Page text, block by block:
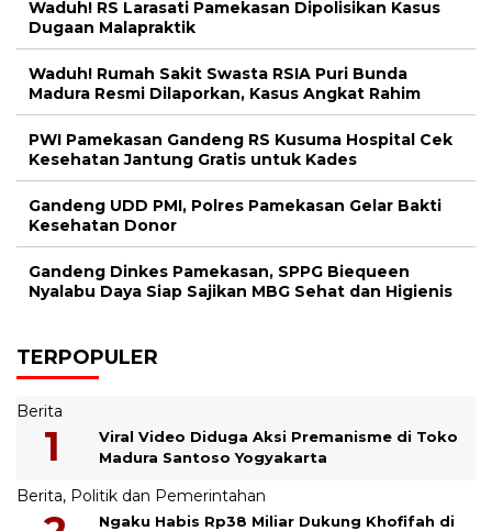
Waduh! RS Larasati Pamekasan Dipolisikan Kasus
Dugaan Malapraktik
Waduh! Rumah Sakit Swasta RSIA Puri Bunda
Madura Resmi Dilaporkan, Kasus Angkat Rahim
PWI Pamekasan Gandeng RS Kusuma Hospital Cek
Kesehatan Jantung Gratis untuk Kades
Gandeng UDD PMI, Polres Pamekasan Gelar Bakti
Kesehatan Donor
Gandeng Dinkes Pamekasan, SPPG Biequeen
Nyalabu Daya Siap Sajikan MBG Sehat dan Higienis
TERPOPULER
Berita
Viral Video Diduga Aksi Premanisme di Toko
Madura Santoso Yogyakarta
Berita, Politik dan Pemerintahan
Ngaku Habis Rp38 Miliar Dukung Khofifah di